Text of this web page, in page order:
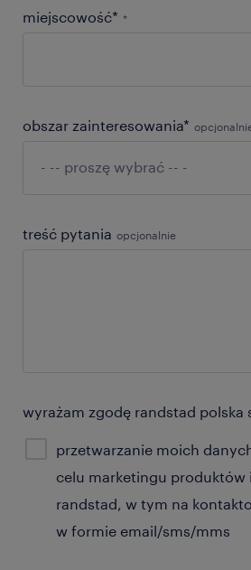
miejscowość* *
obszar zainteresowania*
treść pytania opcjonalnie
wyrażam zgodę randstad polska
przetwarzanie moich
celu marketingu produktów
randstad, w tym na
w formie email/sms/mms